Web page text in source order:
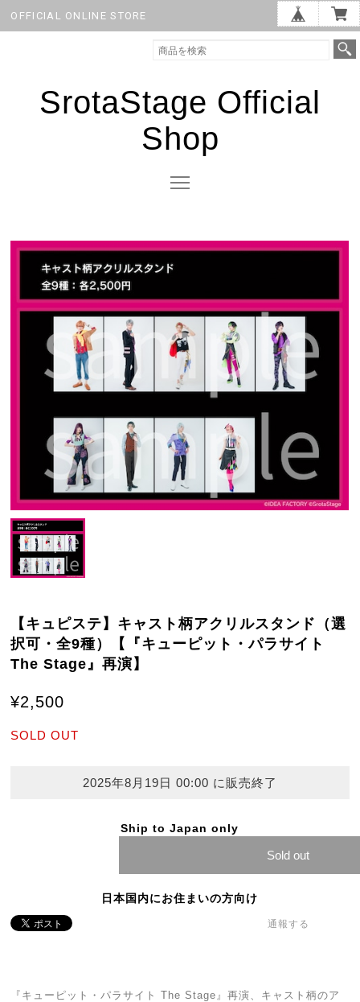
OFFICIAL ONLINE STORE
SrotaStage Official
Shop
【キュピステ】キャスト柄アクリルスタンド（選
択可・全9種）【『キューピット・パラサイト
The Stage』再演】
¥2,500
SOLD OUT
2025年8月19日 00:00 に販売終了
Ship to Japan only
Sold out
日本国内にお住まいの方向け
通報する
『キューピット・パラサイト The Stage』再演、キャスト柄のア